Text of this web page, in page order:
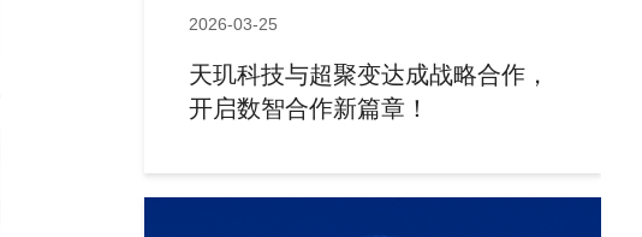
2026-03-25
天玑科技与超聚变达成战略合作，
开启数智合作新篇章！